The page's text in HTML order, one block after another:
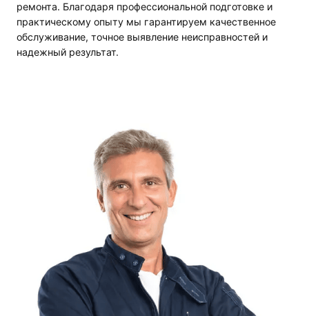
ремонта. Благодаря профессиональной подготовке и
практическому опыту мы гарантируем качественное
обслуживание, точное выявление неисправностей и
надежный результат.